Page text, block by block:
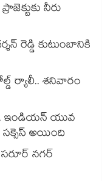
నీరు
రెడ్డి కుటుంబానికి
ర్యాలీ.. శనివారం
ఇండియన్ యువ
సక్సెస్ అయింది
నగర్